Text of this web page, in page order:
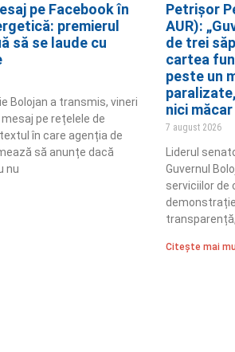
pe Facebook în
premierul
să se laude cu
Bolojan a transmis, vineri
pe rețelele de
în care agenția de
să anunțe dacă
nu
Petrișor
AUR):
de trei
cartea
peste un
nici
7 august 2026
Liderul
Guvernul
serviciilor de
Citește mai